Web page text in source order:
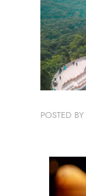
POSTED BY